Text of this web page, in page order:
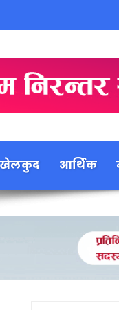
आर्थिक